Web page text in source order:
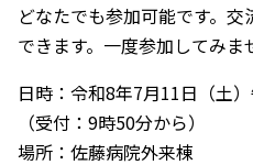
どなたでも参加可能です。
できます。一度参加してみま
日時：令和8年7月11日（土
（受付：9時50分から）
場所：佐藤病院外来棟